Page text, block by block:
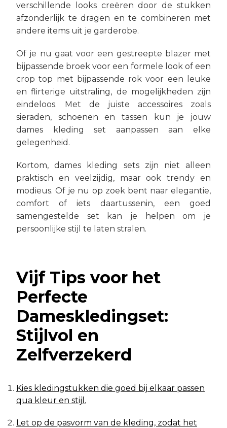
verschillende looks creëren door de stukken
afzonderlijk te dragen en te combineren met
andere items uit je garderobe.
Of je nu gaat voor een gestreepte blazer met
bijpassende broek voor een formele look of een
crop top met bijpassende rok voor een leuke
en flirterige uitstraling, de mogelijkheden zijn
eindeloos. Met de juiste accessoires zoals
sieraden, schoenen en tassen kun je jouw
dames kleding set aanpassen aan elke
gelegenheid.
Kortom, dames kleding sets zijn niet alleen
praktisch en veelzijdig, maar ook trendy en
modieus. Of je nu op zoek bent naar elegantie,
comfort of iets daartussenin, een goed
samengestelde set kan je helpen om je
persoonlijke stijl te laten stralen.
Vijf Tips voor het
Perfecte
Dameskledingset:
Stijlvol en
Zelfverzekerd
Kies kledingstukken die goed bij elkaar passen
qua kleur en stijl.
Let op de pasvorm van de kleding, zodat het